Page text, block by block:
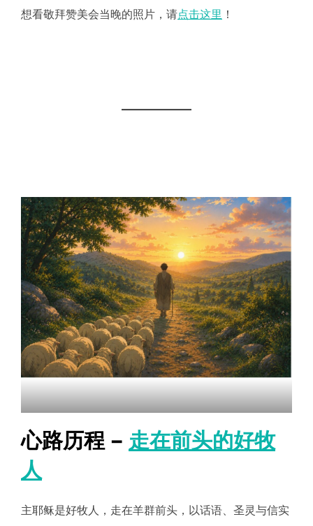
想看敬拜赞美会当晚的照片，请点击这里 ！
心路历程 – 走在前头的好牧
人
主耶稣是好牧人，走在羊群前头，以话语、圣灵与信实